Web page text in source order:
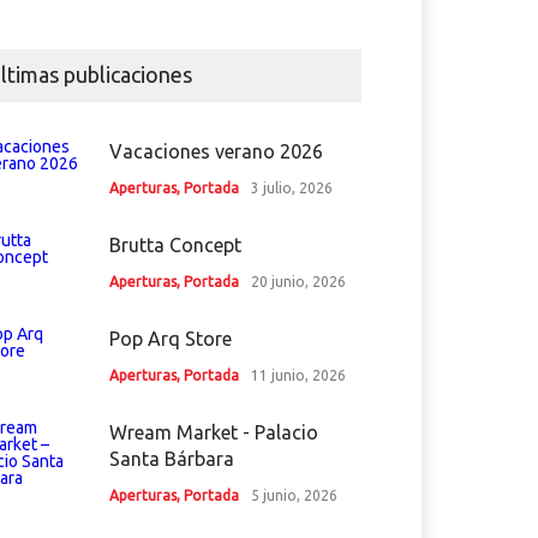
publicaciones
Vacaciones verano 2026
Aperturas, Portada 3 julio, 2026
Brutta Concept
Aperturas, Portada 20 junio, 2026
Pop Arq Store
Aperturas, Portada 11 junio, 2026
Wream Market - Palacio
Santa Bárbara
Aperturas, Portada 5 junio, 2026